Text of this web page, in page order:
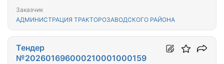
Заказчик
АДМИНИСТРАЦИЯ ТРАКТОРОЗАВОДСКОГО РАЙОНА
Тендер
№202601696000210001000159